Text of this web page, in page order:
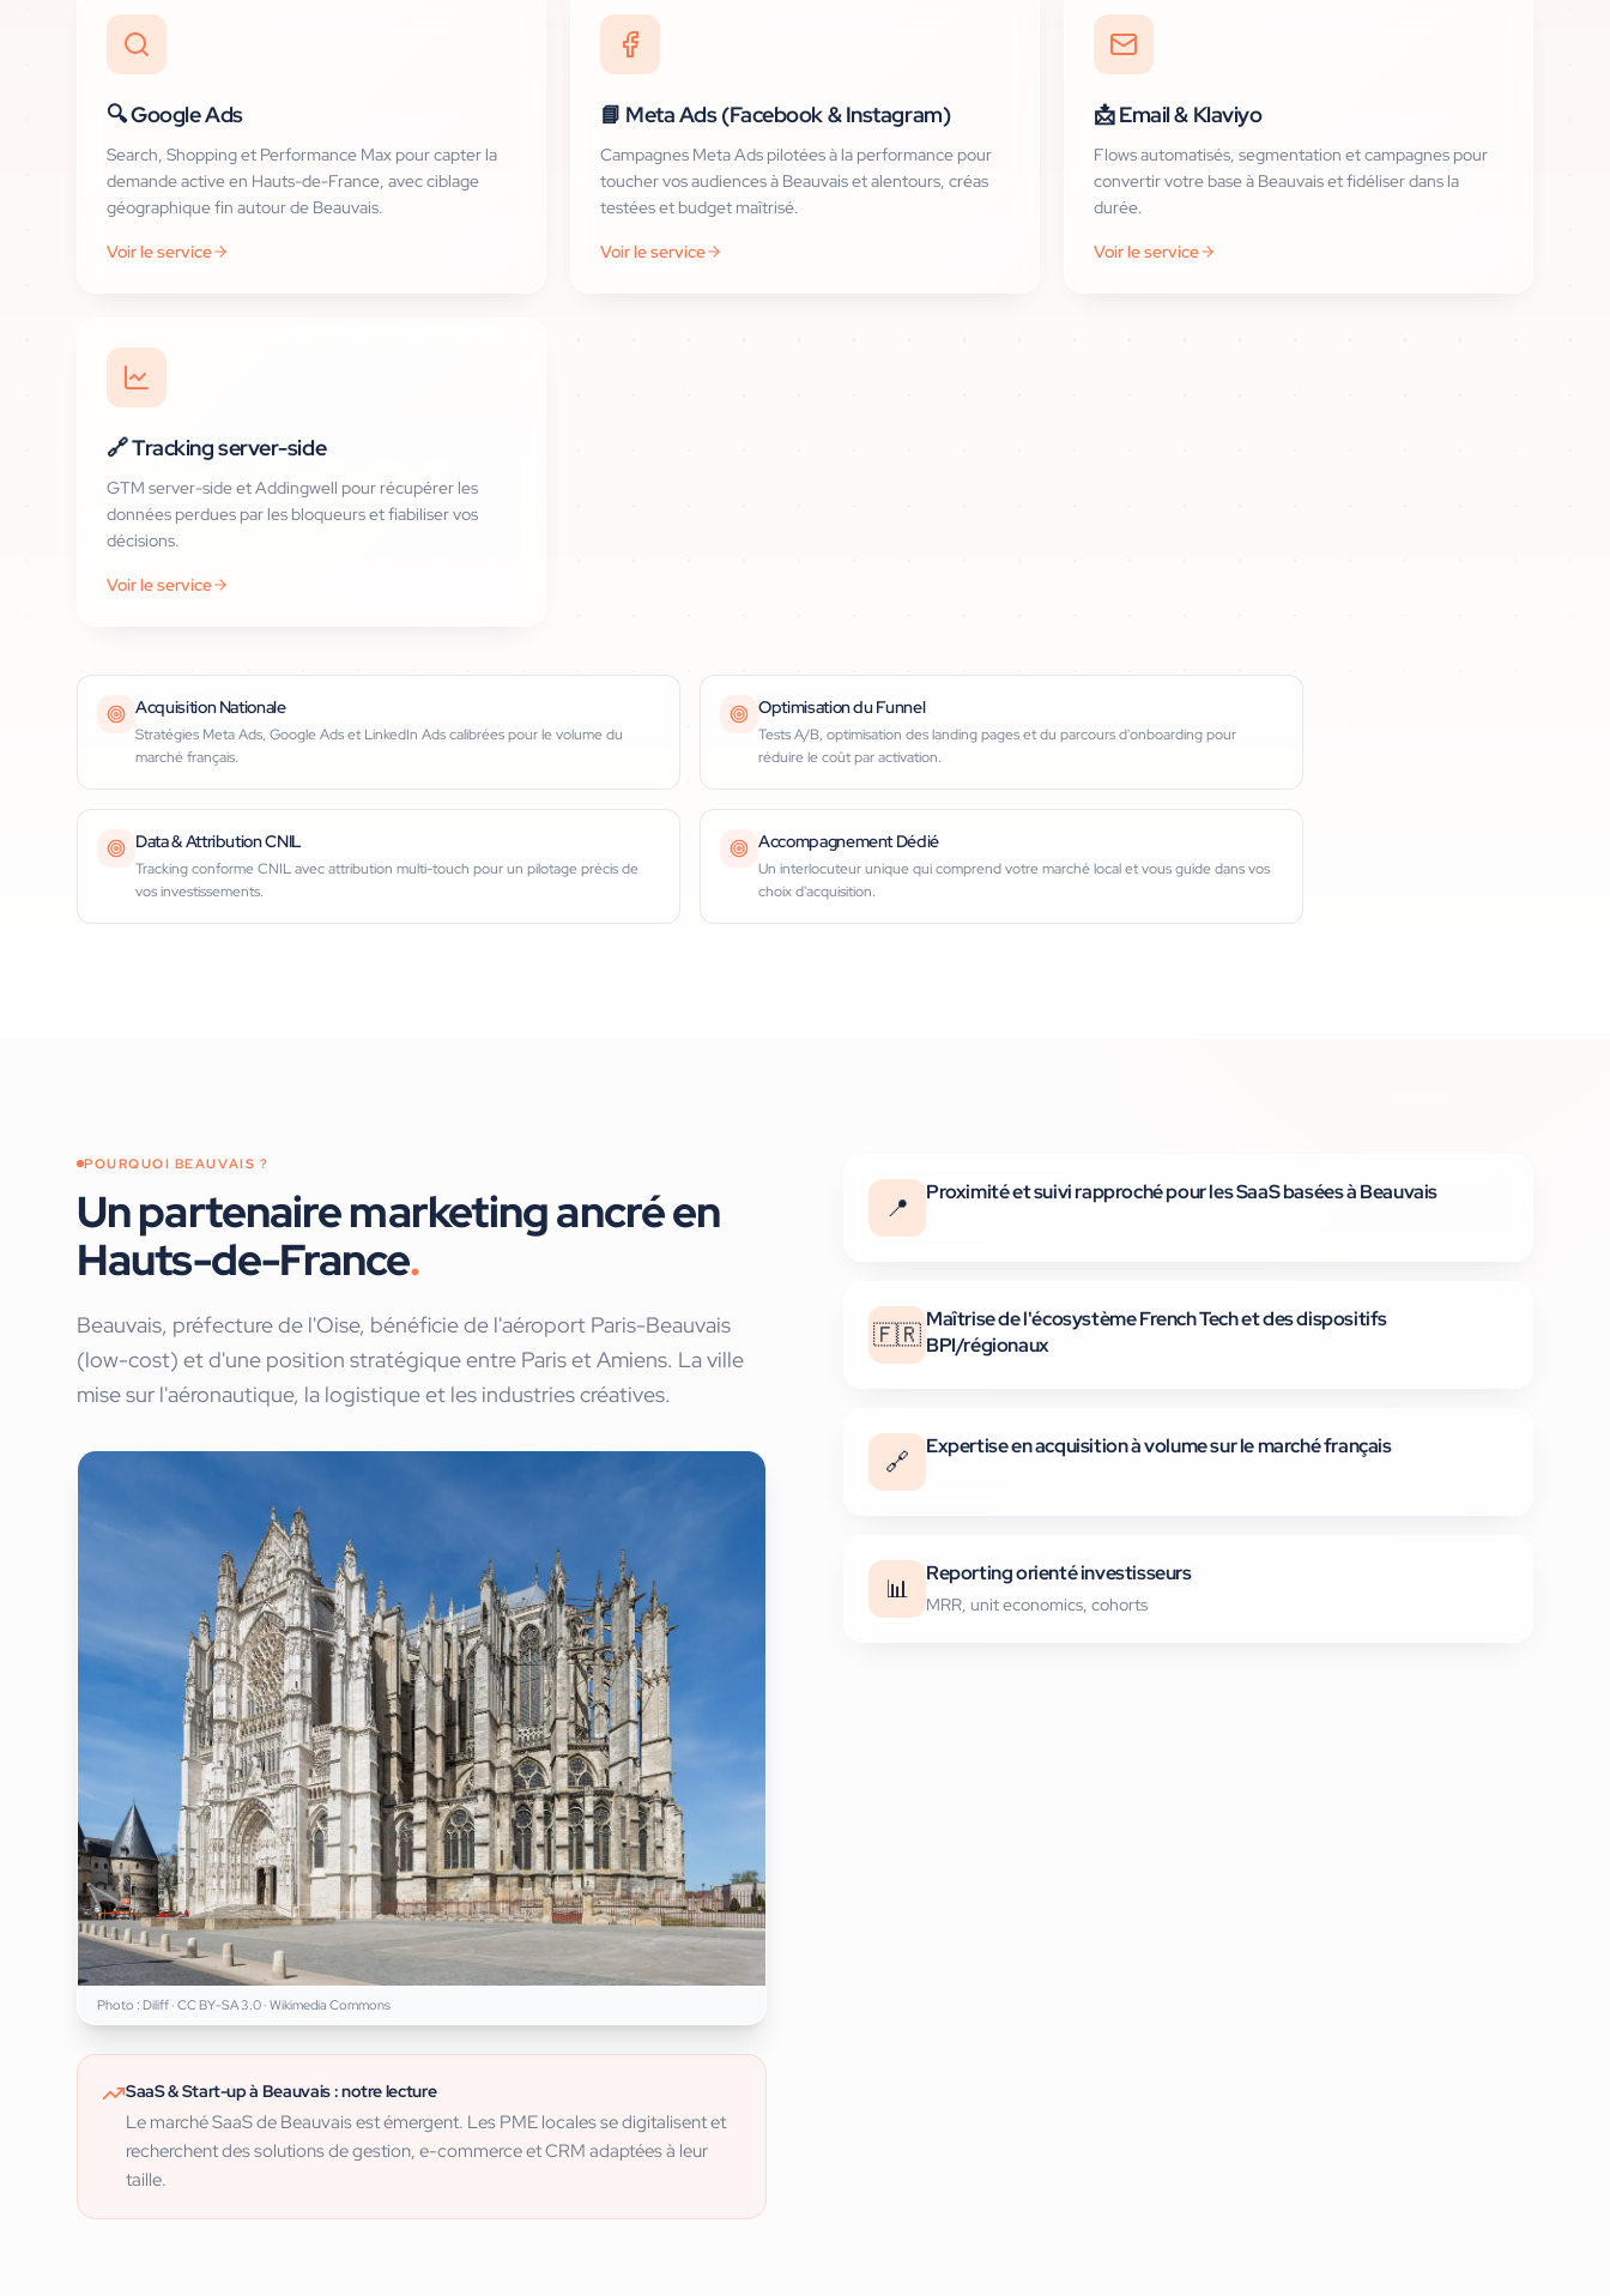
🔍Google Ads
Search, Shopping et Performance Max pour capter la
demande active en Hauts-de-France, avec ciblage
géographique fin autour de Beauvais.
Voir le service
📘 Meta Ads (Facebook & Instagram)
Campagnes Meta Ads pilotées à la performance pour
toucher vos audiences à Beauvais et alentours, créas
testées et budget maîtrisé.
Voir le service
📩Email & Klaviyo
Flows automatisés, segmentation et campagnes pour
convertir votre base à Beauvais et fidéliser dans la
durée.
Voir le service
🔗Tracking server-side
GTM server-side et Addingwell pour récupérer les
données perdues par les bloqueurs et fiabiliser vos
décisions.
Voir le service
Acquisition Nationale
Stratégies Meta Ads, Google Ads et LinkedIn Ads calibrées pour le volume du
marché français.
Optimisation du Funnel
Tests A/B, optimisation des landing pages et du parcours d'onboarding pour
réduire le coût par activation.
Data & Attribution CNIL
Tracking conforme CNIL avec attribution multi-touch pour un pilotage précis de
vos investissements.
Accompagnement Dédié
Un interlocuteur unique qui comprend votre marché local et vous guide dans vos
choix d'acquisition.
POURQUOI BEAUVAIS ?
Un partenaire marketing ancréen
Hauts-de-France.
Beauvais, préfecture de l'Oise, bénéficie de l'aéroport Paris-Beauvais
(low-cost) et d'une position stratégique entre Paris et Amiens. La ville
mise sur l'aéronautique, la logistique et les industries créatives.
Photo : Diliff · CC BY-SA 3.0 · Wikimedia Commons
SaaS & Start-upà Beauvais: notre lecture
Le marché SaaS de Beauvais est émergent. Les PME locales se digitalisent et
recherchent des solutions de gestion, e-commerce et CRM adaptées à leur
taille.
📍
Proximité et suivi rapproché pour les SaaS basées à Beauvais
🇫🇷
Maîtrise de l'écosystème French Tech et des dispositifs
BPI/régionaux
🔗
Expertise en acquisition à volume sur le marché français
📊
Reporting orienté investisseurs
MRR, unit economics, cohorts